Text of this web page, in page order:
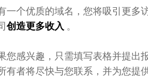
一个优质的域名，您将吸引更多
创造更多收入 。
您感兴趣，只需填写表格并提出
有者将尽快与您联系，并为您提